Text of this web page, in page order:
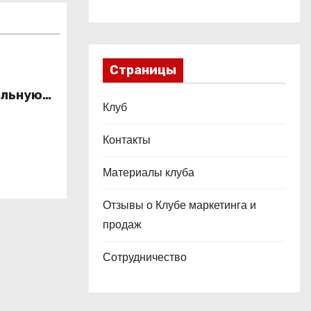
Страницы
Клуб
Контакты
Материалы клуба
Отзывы о Клубе маркетинга и
продаж
Сотрудничество